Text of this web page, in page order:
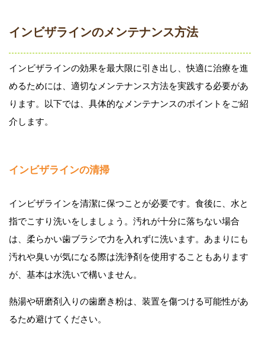
インビザラインのメンテナンス方法
インビザラインの効果を最大限に引き出し、快適に治療を進
めるためには、適切なメンテナンス方法を実践する必要があ
ります。以下では、具体的なメンテナンスのポイントをご紹
介します。
インビザラインの清掃
インビザラインを清潔に保つことが必要です。食後に、水と
指でこすり洗いをしましょう。汚れが十分に落ちない場合
は、柔らかい歯ブラシで力を入れずに洗います。あまりにも
汚れや臭いが気になる際は洗浄剤を使用することもあります
が、基本は水洗いで構いません。
熱湯や研磨剤入りの歯磨き粉は、装置を傷つける可能性があ
るため避けてください。